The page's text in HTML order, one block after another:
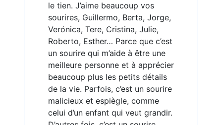
le tien. J’aime beaucoup vos
sourires, Guillermo, Berta, Jorge,
Verónica, Tere, Cristina, Julie,
Roberto, Esther… Parce que c’est
un sourire qui m’aide à être une
meilleure personne et à apprécier
beaucoup plus les petits détails
de la vie. Parfois, c’est un sourire
malicieux et espiègle, comme
celui d’un enfant qui veut grandir.